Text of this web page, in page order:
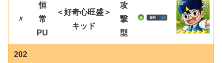
〃
恒
常
PU
＜好奇心旺盛＞
キッド
攻
撃
型
202